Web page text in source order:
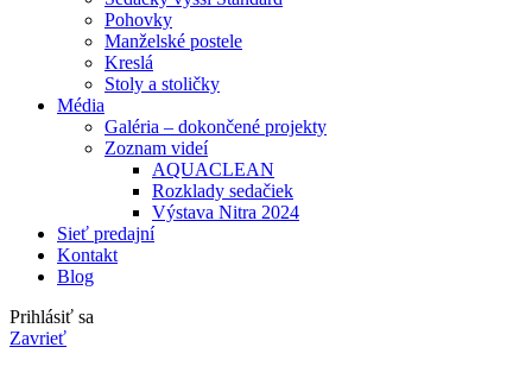
Pohovky
Manželské postele
Kreslá
Stoly a stoličky
Média
Galéria – dokončené projekty
Zoznam videí
AQUACLEAN
Rozklady sedačiek
Výstava Nitra 2024
Sieť predajní
Kontakt
Blog
Prihlásiť sa
Zavrieť